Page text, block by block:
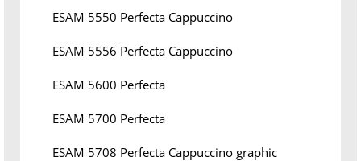
ESAM 5550 Perfecta Cappuccino
ESAM 5556 Perfecta Cappuccino
ESAM 5600 Perfecta
ESAM 5700 Perfecta
ESAM 5708 Perfecta Cappuccino graphic